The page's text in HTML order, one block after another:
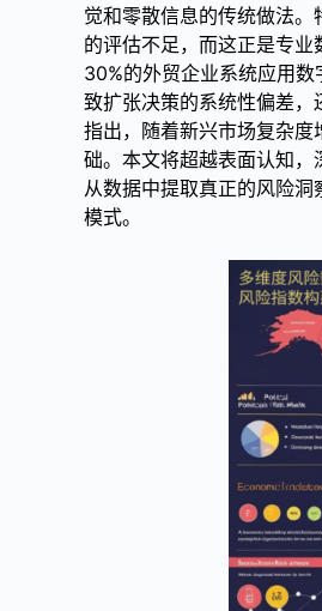
觉和零散信息的传统做法
的评估不足，而这正是专
30%的外贸企业系统应用
致扩张决策的系统性偏差
指出，随着新兴市场复杂
础。本文将超越表面认知
从数据中提取真正的风险
模式。